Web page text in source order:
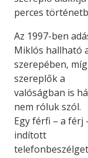
perces
Az 1997-ben
Miklós hallható
szerepében,
szereplők a
valóságban is
nem róluk szól.
Egy férfi – a
indított